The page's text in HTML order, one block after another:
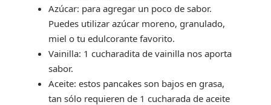
Azúcar: para agregar un poco de sabor.
Puedes utilizar azúcar moreno, granulado,
miel o tu edulcorante favorito.
Vainilla: 1 cucharadita de vainilla nos aporta
sabor.
Aceite: estos pancakes son bajos en grasa,
tan sólo requieren de 1 cucharada de aceite